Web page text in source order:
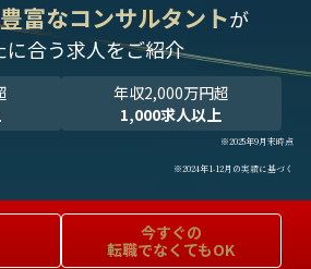
富なコンサルタントが
に合う求人をご紹介
年収2,000万円超
1,000求人以上
※2025年9月末時点
※2024年1-12月の実績に基づく
今すぐの
転職でなくてもOK